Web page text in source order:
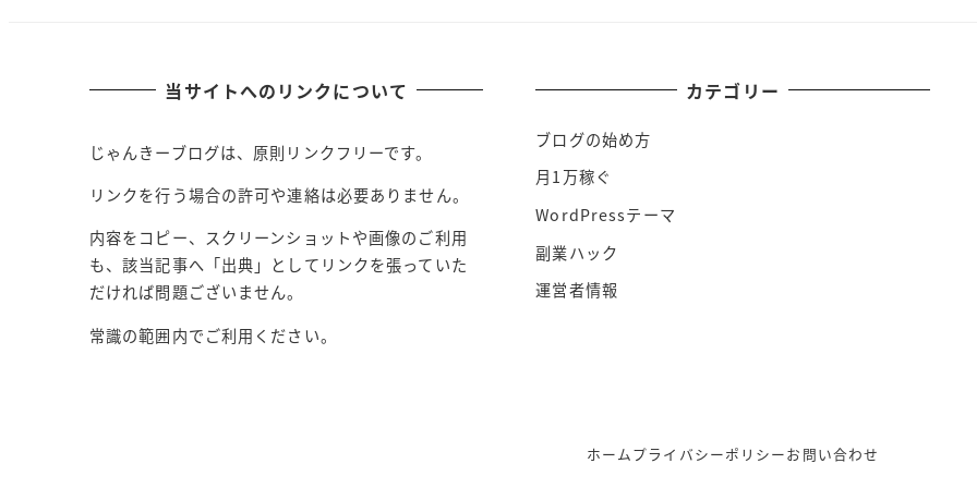
当サイトへのリンクについて
じゃんきーブログは、原則リンクフリーです。
リンクを行う場合の許可や連絡は必要ありません。
内容をコピー、スクリーンショットや画像のご利用
も、該当記事へ「出典」としてリンクを張っていた
だければ問題ございません。
常識の範囲内でご利用ください。
カテゴリー
ブログの始め方
月1万稼ぐ
WordPressテーマ
副業ハック
運営者情報
ホームプライバシーポリシーお問い合わせ